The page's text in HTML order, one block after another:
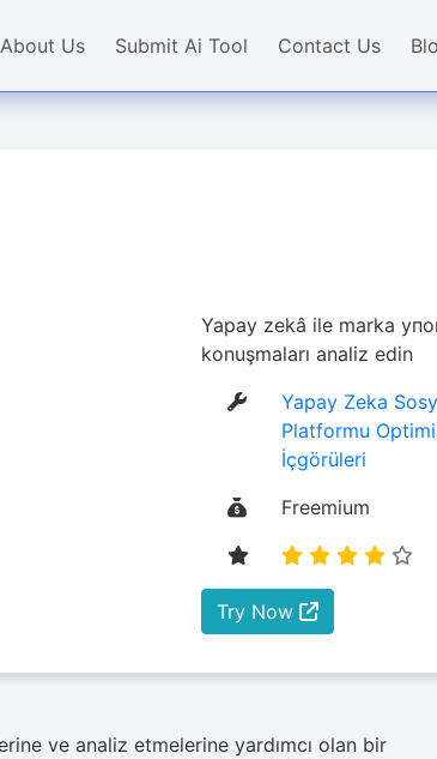
About Us Submit Ai Tool Contact Us
Yapay zekâ ile marka
konuşmaları analiz edin
Yapay Zeka
Platformu
İçgörüleri
Freemium
Try Now
ve analiz etmelerine yardımcı olan bir